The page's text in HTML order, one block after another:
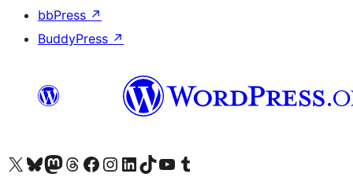
bbPress ↗
BuddyPress ↗
आमच्या X (एक्स) (पूर्वीचे ट्विटर) खात्याला भेट द्या आमच्या ब्लूस्की खात्याला भेट द्या.आमच्या Mastodon खात्याला भेट द्या.आमच्या थ्रेड्स खात्याला भेट द्या. आमच्या फेसबुक पेजला भेट द्या आमच्या इंस्टाग्राम खात्याला भेट द्या आमच्या लिंक्डइन खात्याला भेट द्या आमच्या टिकटॉक अकाउंटला भेट द्या.आमच्या यूट्यूब चॅनेलला भेट द्या आमच्या टंबलर खात्याला भेट द्या.